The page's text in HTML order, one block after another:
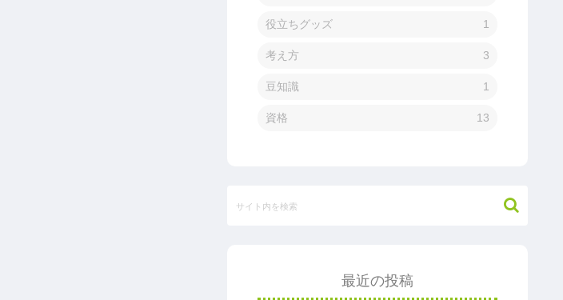
役立ちグッズ 1
考え方 3
豆知識 1
資格 13
最近の投稿